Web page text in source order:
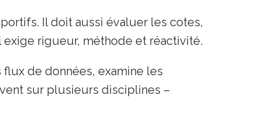
Il doit aussi évaluer les cotes,
rigueur, méthode et réactivité.
de données, examine les
sur plusieurs disciplines –